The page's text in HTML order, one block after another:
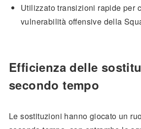
Utilizzato transizioni rapide per
vulnerabilità offensive della
Efficienza delle
secondo tempo
Le sostituzioni hanno giocato un